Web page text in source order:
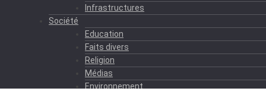
Infrastructures
Société
Education
Faits divers
Religion
Médias
Environnement